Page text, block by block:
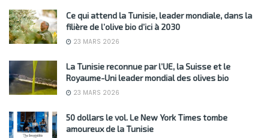
Ce qui attend la Tunisie, leader mondiale, dans la
filière de l’olive bio d’ici à 2030
23 MARS 2026
La Tunisie reconnue par l’UE, la Suisse et le
Royaume-Uni leader mondial des olives bio
23 MARS 2026
50 dollars le vol. Le New York Times tombe
amoureux de la Tunisie